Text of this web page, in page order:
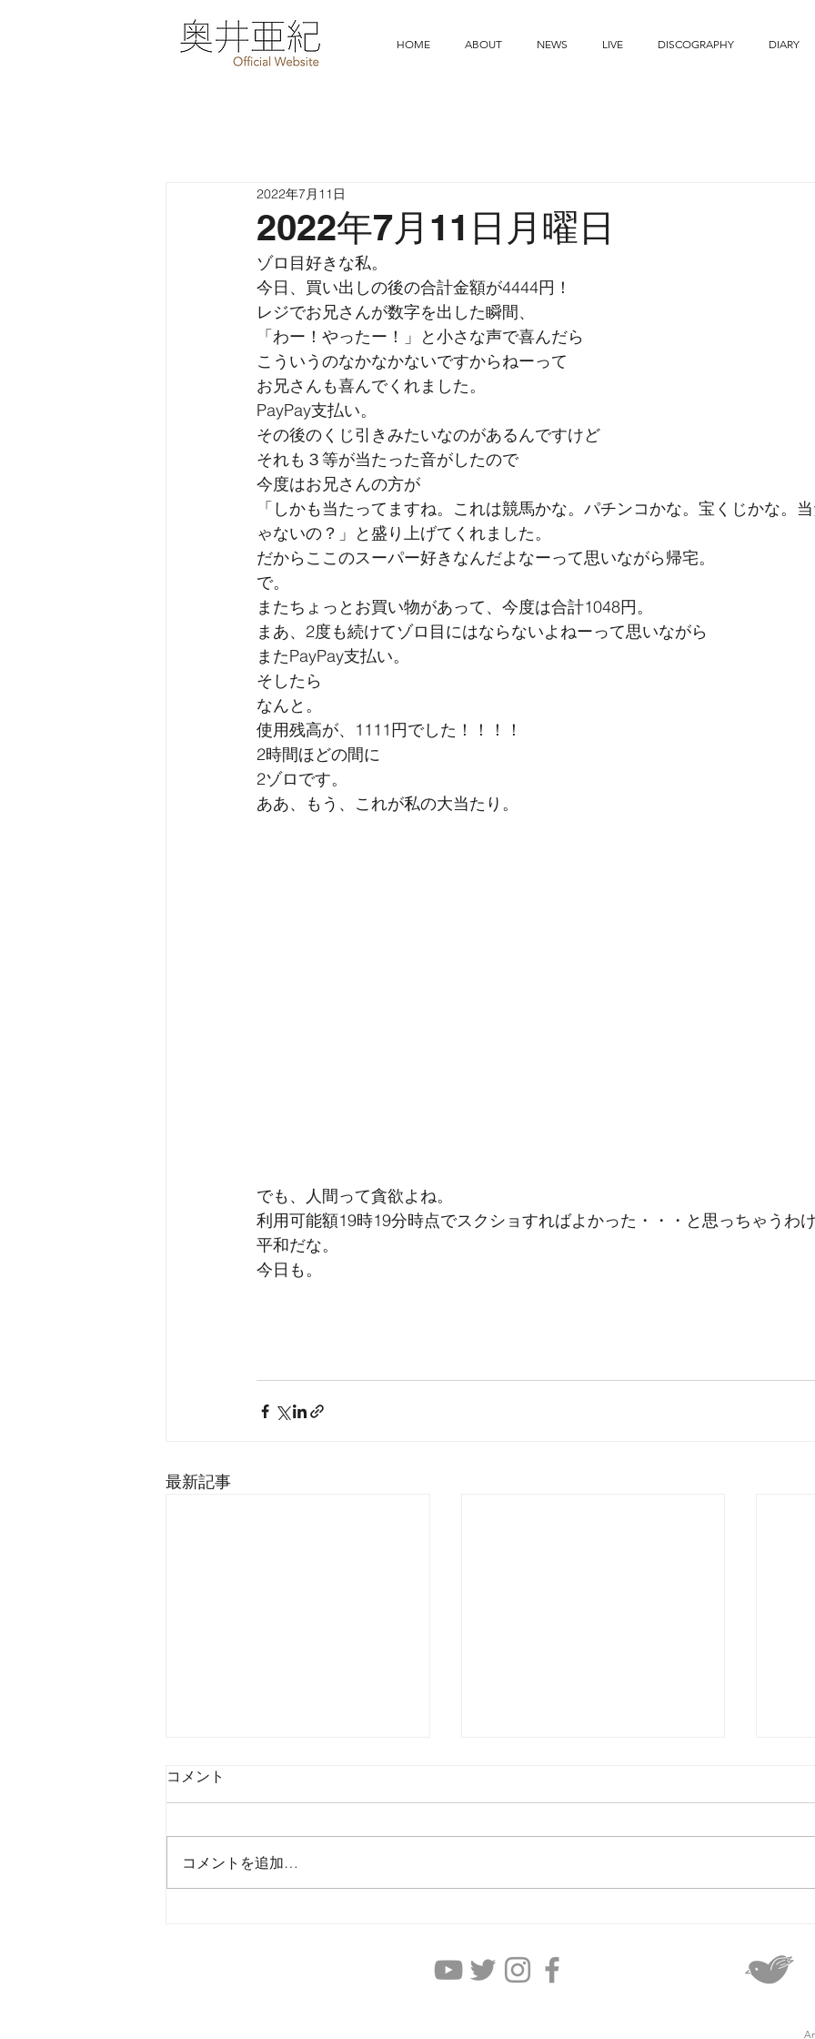
HOME ABOUT NEWS LIVE DISCOGRAPHY DIARY
2022年7月11日月曜日
2022年7月11日
ゾロ目好きな私。
今日、買い出しの後の合計金額が4444円！
レジでお兄さんが数字を出した瞬間、
「わー！やったー！」と小さな声で喜んだら
こういうのなかなかないですからねーって
お兄さんも喜んでくれました。
PayPay支払い。
その後のくじ引きみたいなのがあるんですけど
それも３等が当たった音がしたので
今度はお兄さんの方が
「しかも当たってますね。これは競馬かな。パチンコかな。宝くじかな。
ゃないの？」と盛り上げてくれました。
だからここのスーパー好きなんだよなーって思いながら帰宅。
で。
またちょっとお買い物があって、今度は合計1048円。
まあ、2度も続けてゾロ目にはならないよねーって思いながら
またPayPay支払い。
そしたら
なんと。
使用残高が、1111円でした！！！！
2時間ほどの間に
2ゾロです。
ああ、もう、これが私の大当たり。
でも、人間って貪欲よね。
利用可能額19時19分時点でスクショすればよかった・・・と思っちゃうわ
平和だな。
今日も。
最新記事
コメント
コメントを追加…